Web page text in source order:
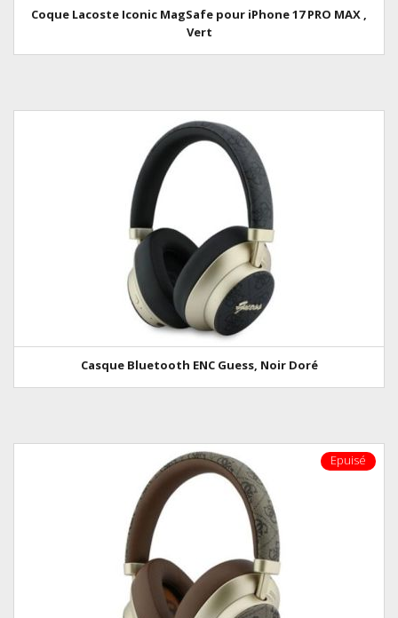
Coque Lacoste Iconic MagSafe pour iPhone 17 PRO MAX ,
Vert
Casque Bluetooth ENC Guess, Noir Doré
Epuisé